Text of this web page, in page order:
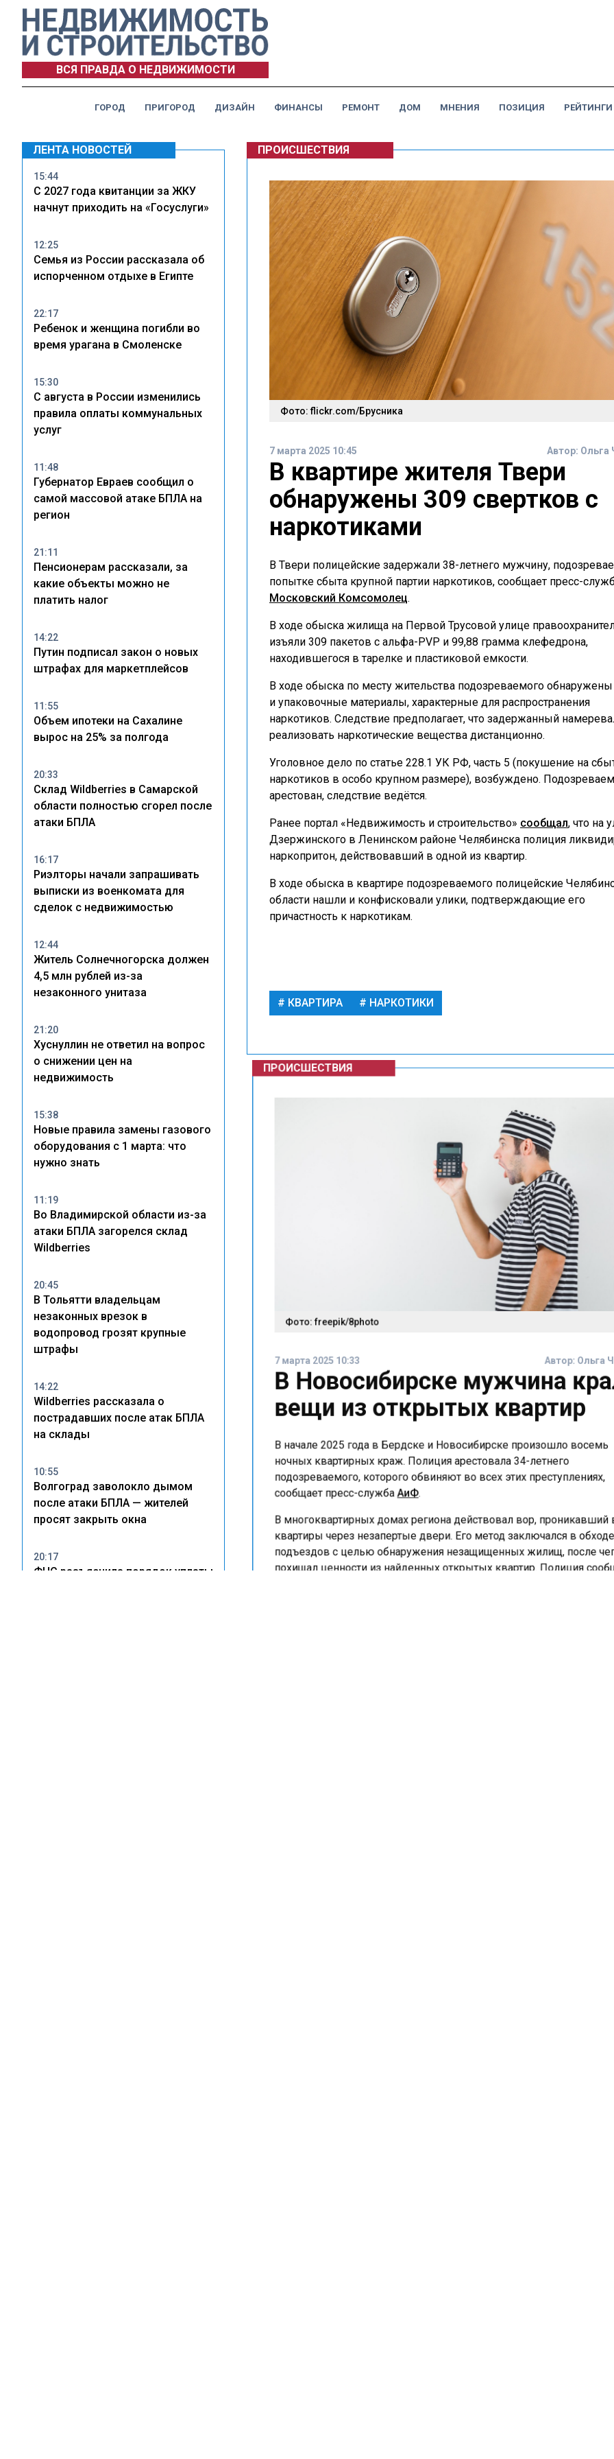
ВСЯ ПРАВДА О НЕДВИЖИМОСТИ
ГОРОД ПРИГОРОД ДИЗАЙН ФИНАНСЫ РЕМОНТ ДОМ МНЕНИЯ ПОЗИЦИЯ РЕЙТИНГИ
ЛЕНТА НОВОСТЕЙ
15:44
С 2027 года квитанции за ЖКУ
начнут приходить на «Госуслуги»
12:25
Семья из России рассказала об
испорченном отдыхе в Египте
22:17
Ребенок и женщина погибли во
время урагана в Смоленске
15:30
С августа в России изменились
правила оплаты коммунальных
услуг
11:48
Губернатор Евраев сообщил о
самой массовой атаке БПЛА на
регион
21:11
Пенсионерам рассказали, за
какие объекты можно не
платить налог
14:22
Путин подписал закон о новых
штрафах для маркетплейсов
11:55
Объем ипотеки на Сахалине
вырос на 25% за полгода
20:33
Склад Wildberries в Самарской
области полностью сгорел после
атаки БПЛА
16:17
Риэлторы начали запрашивать
выписки из военкомата для
сделок с недвижимостью
12:44
Житель Солнечногорска должен
4,5 млн рублей из-за
незаконного унитаза
21:20
Хуснуллин не ответил на вопрос
о снижении цен на
недвижимость
15:38
Новые правила замены газового
оборудования с 1 марта: что
нужно знать
11:19
Во Владимирской области из-за
атаки БПЛА загорелся склад
Wildberries
20:45
В Тольятти владельцам
незаконных врезок в
водопровод грозят крупные
штрафы
14:22
Wildberries рассказала о
пострадавших после атак БПЛА
на склады
10:55
Волгоград заволокло дымом
после атаки БПЛА — жителей
просят закрыть окна
20:17
ФНС разъяснила порядок уплаты
ПРОИСШЕСТВИЯ
Фото: flickr.com/Брусника
7 марта 2025 10:45 Автор: Ольга
В квартире жителя Твери
обнаружены 309 свертков с
наркотиками
В Твери полицейские задержали 38-летнего мужчину,
попытке сбыта крупной партии наркотиков, сообщает пресс-
Московский Комсомолец.
В ходе обыска жилища на Первой Трусовой улице
изъяли 309 пакетов с альфа-PVP и 99,88 грамма клефедрона,
находившегося в тарелке и пластиковой емкости.
В ходе обыска по месту жительства подозреваемого
и упаковочные материалы, характерные для распространения
наркотиков. Следствие предполагает, что задержанный
реализовать наркотические вещества дистанционно.
Уголовное дело по статье 228.1 УК РФ, часть 5 (покушение на
наркотиков в особо крупном размере), возбуждено.
арестован, следствие ведётся.
Ранее портал «Недвижимость и строительство» сообщал, что на
Дзержинского в Ленинском районе Челябинска полиция
наркопритон, действовавший в одной из квартир.
В ходе обыска в квартире подозреваемого полицейские
области нашли и конфисковали улики, подтверждающие его
причастность к наркотикам.
КВАРТИРА НАРКОТИКИ
ПРОИСШЕСТВИЯ
Фото: freepik/8photo
7 марта 2025 10:33 Автор:Ольга
В Новосибирске мужчина
вещи из открытых квартир
В начале 2025 года в Бердске и Новосибирске произошло восемь
ночных квартирных краж. Полиция арестовала 34-летнего
подозреваемого, которого обвиняют во всех этих преступлениях,
сообщает пресс-служба АиФ.
В многоквартирных домах региона действовал вор, проникавший
квартиры через незапертые двери. Его метод заключался в обходе
подъездов с целью обнаружения незащищенных жилищ, после
похищал ценности из найденных открытых квартир. Полиция